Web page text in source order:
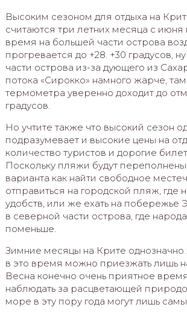
Высоким сезоном для отдыха на
считаются три летних месяца с июня
время на большей части острова
прогревается до +28. +30 градусов,
части острова из-за дующего из
потока «Сирокко» намного жарче,
термометра уверенно доходит до
градусов.
Но учтите также что высокий сезон
подразумевает и высокие цены на
количество туристов и дорогие
Поскольку пляжи будут переполнены,
варианта как найти свободное
отправиться на городской пляж, где
удобств, или же ехать на побережье
в северной части острова, где
поменьше.
Зимние месяцы на Крите однозначно
в это время можно приезжать лишь
Весна конечно очень приятное
наблюдать за расцветающей
море в эту пору года могут лишь